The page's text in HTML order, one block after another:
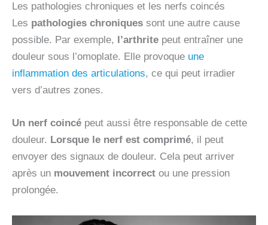
Les pathologies chroniques et les nerfs coincés
Les pathologies chroniques sont une autre cause
possible. Par exemple,
l’arthrite peut entraîner une
douleur sous l’omoplate. Elle provoque une
inflammation des articulations, ce qui peut irradier
vers d’autres zones.
Un nerf coincé peut aussi être responsable de cette
douleur. Lorsque le nerf est comprimé, il peut
envoyer des signaux de douleur. Cela peut arriver
après un mouvement incorrect ou une pression
prolongée.